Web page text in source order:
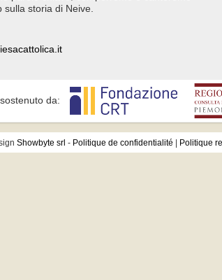
sulla storia di Neive.
da:
Showbyte srl - Politique de confidentialité | Politique